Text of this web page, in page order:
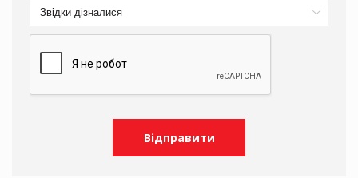
Звідки дізналися